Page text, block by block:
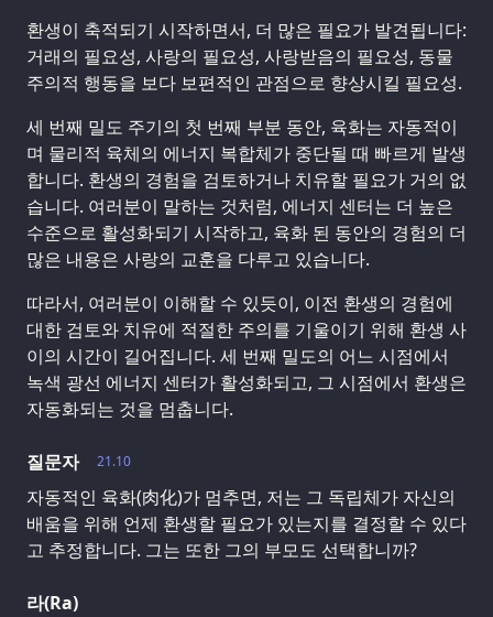
환생이 축적되기 시작하면서, 더 많은 필요가 발견됩니다:
거래의 필요성, 사랑의 필요성, 사랑받음의 필요성, 동물
주의적 행동을 보다 보편적인 관점으로 향상시킬 필요성.
세 번째 밀도 주기의 첫 번째 부분 동안, 육화는 자동적이
며 물리적 육체의 에너지 복합체가 중단될 때 빠르게 발생
합니다. 환생의 경험을 검토하거나 치유할 필요가 거의 없
습니다. 여러분이 말하는 것처럼, 에너지 센터는 더 높은
수준으로 활성화되기 시작하고, 육화 된 동안의 경험의 더
많은 내용은 사랑의 교훈을 다루고 있습니다.
따라서, 여러분이 이해할 수 있듯이, 이전 환생의 경험에
대한 검토와 치유에 적절한 주의를 기울이기 위해 환생 사
이의 시간이 길어집니다. 세 번째 밀도의 어느 시점에서
녹색 광선 에너지 센터가 활성화되고, 그 시점에서 환생은
자동화되는 것을 멈춥니다.
21.10
질문자
자동적인 육화(肉化)가 멈추면, 저는 그 독립체가 자신의
배움을 위해 언제 환생할 필요가 있는지를 결정할 수 있다
고 추정합니다. 그는 또한 그의 부모도 선택합니까?
라(Ra)